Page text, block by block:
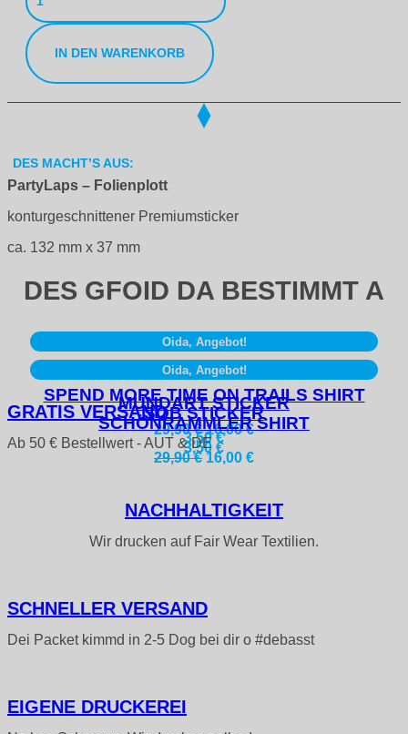
PremiumSticker
Menge
IN DEN WARENKORB
DES MACHT’S AUS:
PartyLaps – Folienplott
konturgeschnittener Premiumsticker
ca. 132 mm x 37 mm
DES GFOID DA BESTIMMT A
Oida, Angebot!
SPEND MORE TIME ON TRAILS SHIRT
29,90€Ursprünglicher
Preis
war:
16,00€Aktueller
ist:
Oida, Angebot!
SCHÖNRAMMLER SHIRT
29,90€Ursprünglicher
29,90 €
16,00 €Aktueller
16,00 €.
SOB STICKER
3,50 €
MUNDART STICKER
3,50€
GRATIS VERSAND
Ab 50 € Bestellwert - AUT & DE
NACH­HALTIGKEIT
Wir drucken auf Fair Wear Textilien.
SCHNELLER VERSAND
Dei Packet kimmd in 2-5 Dog bei dir o #debasst
EIGENE DRUCKEREI